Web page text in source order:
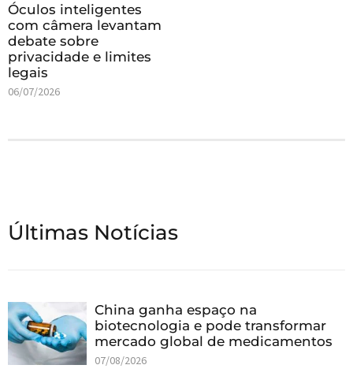
Óculos inteligentes
com câmera levantam
debate sobre
privacidade e limites
legais
06/07/2026
Últimas Notícias
China ganha espaço na
biotecnologia e pode transformar
mercado global de medicamentos
07/08/2026